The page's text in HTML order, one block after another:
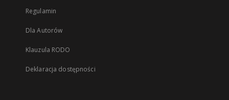
Regulamin
Dla Autorów
Klauzula RODO
Deklaracja dostępności